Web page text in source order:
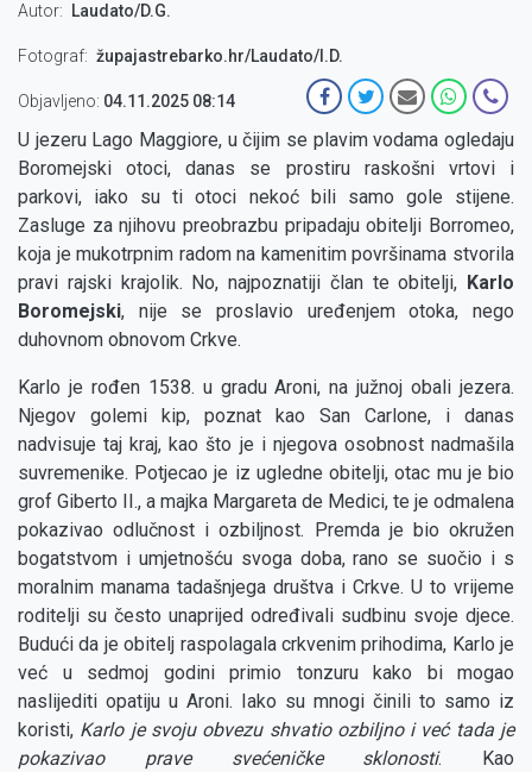
Autor Laudato/D.G.
Fotograf župajastrebarko.hr/Laudato/I.D.
Objavljeno: 04.11.2025 08:14
U jezeru Lago Maggiore, u čijim se plavim vodama ogledaju
Boromejski otoci, danas se prostiru raskošni vrtovi i
parkovi, iako su ti otoci nekoć bili samo gole stijene.
Zasluge za njihovu preobrazbu pripadaju obitelji Borromeo,
koja je mukotrpnim radom na kamenitim površinama stvorila
pravi rajski krajolik. No, najpoznatiji član te obitelji, Karlo
Boromejski, nije se proslavio uređenjem otoka, nego
duhovnom obnovom Crkve.
Karlo je rođen 1538. u gradu Aroni, na južnoj obali jezera.
Njegov golemi kip, poznat kao San Carlone, i danas
nadvisuje taj kraj, kao što je i njegova osobnost nadmašila
suvremenike. Potjecao je iz ugledne obitelji, otac mu je bio
grof Giberto II., a majka Margareta de Medici, te je odmalena
pokazivao odlučnost i ozbiljnost. Premda je bio okružen
bogatstvom i umjetnošću svoga doba, rano se suočio i s
moralnim manama tadašnjega društva i Crkve. U to vrijeme
roditelji su često unaprijed određivali sudbinu svoje djece.
Budući da je obitelj raspolagala crkvenim prihodima, Karlo je
već u sedmoj godini primio tonzuru kako bi mogao
naslijediti opatiju u Aroni. Iako su mnogi činili to samo iz
koristi, Karlo je svoju obvezu shvatio ozbiljno i već tada je
pokazivao prave svećeničke sklonosti. Kao